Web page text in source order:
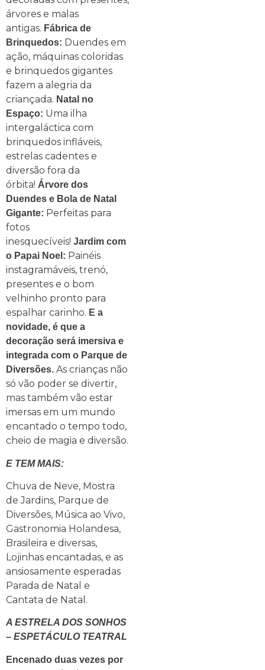
árvores e malas
antigas. Fábrica de
Brinquedos: Duendes em
ação, máquinas coloridas
e brinquedos gigantes
fazem a alegria da
criançada. Natal no
Espaço: Uma ilha
intergaláctica com
brinquedos infláveis,
estrelas cadentes e
diversão fora da
órbita! Árvore dos
Duendes e Bola de Natal
Gigante: Perfeitas para
fotos
inesquecíveis! Jardim com
o Papai Noel: Painéis
instagramáveis, trenó,
presentes e o bom
velhinho pronto para
espalhar carinho. E a
novidade, é que a
decoração será imersiva e
integrada com o Parque de
Diversões. As crianças não
só vão poder se divertir,
mas também vão estar
imersas em um mundo
encantado o tempo todo,
cheio de magia e diversão.
E TEM MAIS:
Chuva de Neve, Mostra
de Jardins, Parque de
Diversões, Música ao Vivo,
Gastronomia Holandesa,
Brasileira e diversas,
Lojinhas encantadas, e as
ansiosamente esperadas
Parada de Natal e
Cantata de Natal.
A ESTRELA DOS SONHOS
– ESPETÁCULO TEATRAL
Encenado duas vezes por